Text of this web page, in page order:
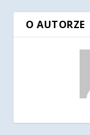
O AUTORZE